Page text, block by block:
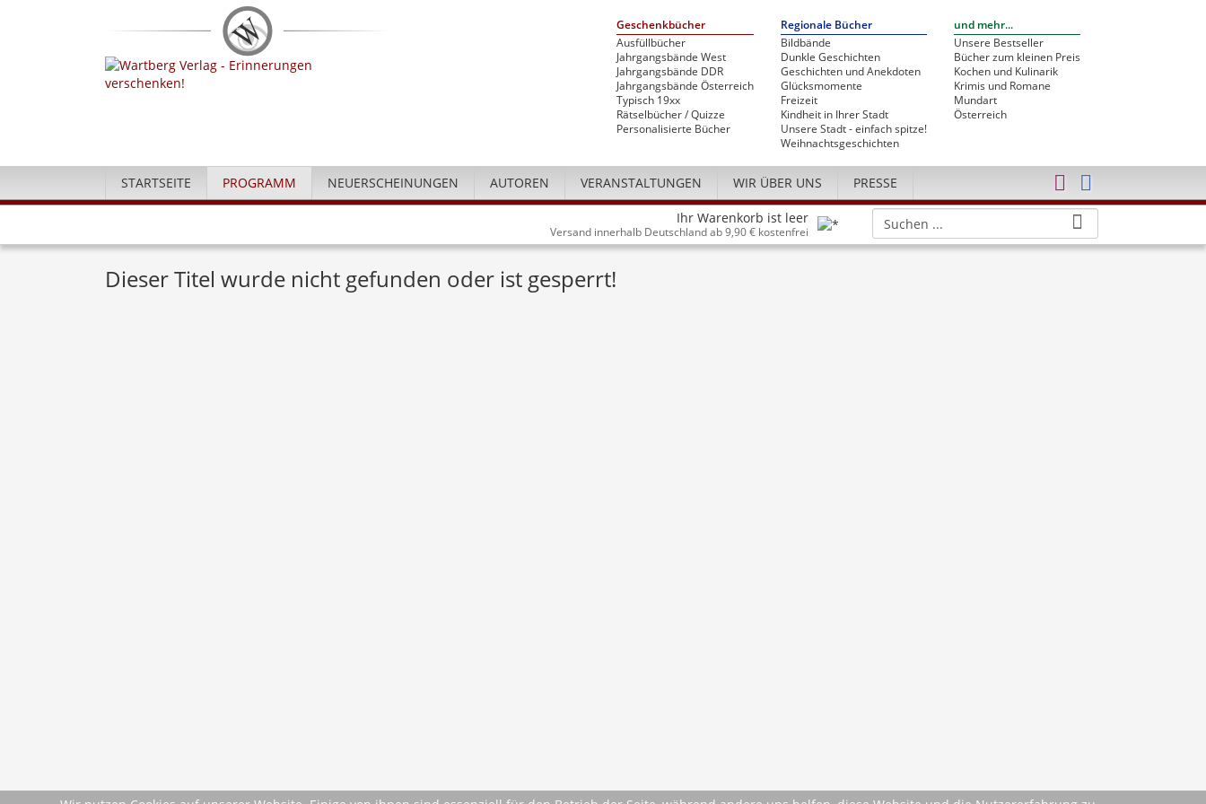
Geschenkbücher
Ausfüllbücher
Jahrgangsbände West
Jahrgangsbände DDR
Jahrgangsbände Österreich
Typisch 19xx
Rätselbücher / Quizze
Personalisierte Bücher
Regionale Bücher
Bildbände
Dunkle Geschichten
Geschichten und Anekdoten
Glücksmomente
Freizeit
Kindheit in Ihrer Stadt
Unsere Stadt - einfach spitze!
Weihnachtsgeschichten
und mehr...
Unsere Bestseller
Bücher zum kleinen Preis
Kochen und Kulinarik
Krimis und Romane
Mundart
Österreich
STARTSEITE PROGRAMM NEUERSCHEINUNGEN AUTOREN VERANSTALTUNGEN WIR ÜBER UNS PRESSE
Ihr Warenkorb ist leer
Versand innerhalb Deutschland ab 9,90 € kostenfrei
Dieser Titel wurde nicht gefunden oder ist gesperrt!